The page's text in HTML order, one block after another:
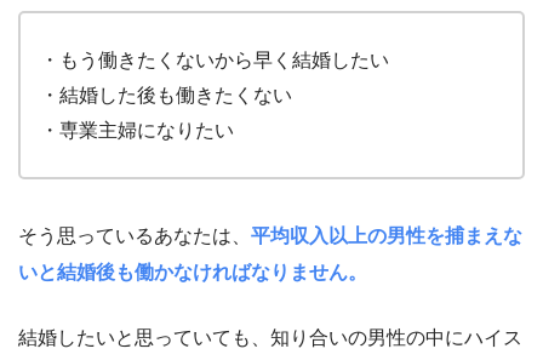
・もう働きたくないから早く結婚したい
・結婚した後も働きたくない
・専業主婦になりたい
そう思っているあなたは、 平均収入以上の男性を捕まえな
いと結婚後も働かなければなりません。
結婚したいと思っていても、知り合いの男性の中にハイス